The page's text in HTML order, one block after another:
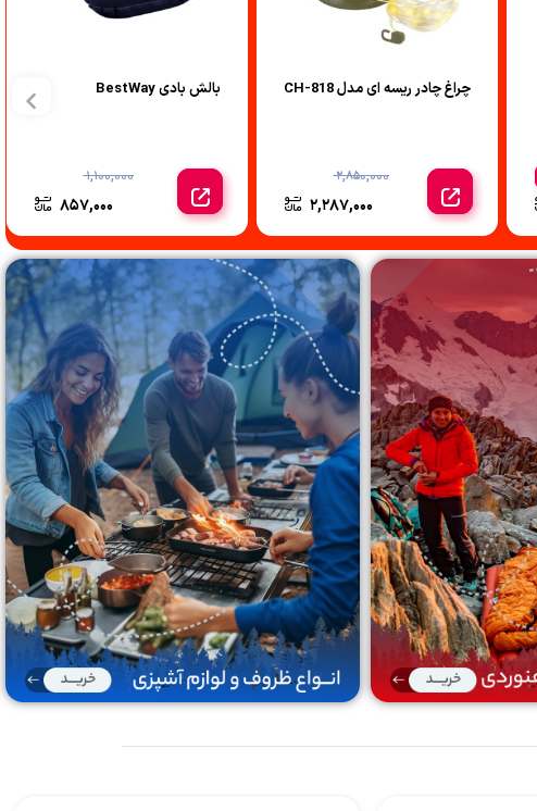
چراغ چادر ریسه ای مدل CH-818
2,850,000
2,287,000
بالش بادی BestWay
1,100,000
857,000